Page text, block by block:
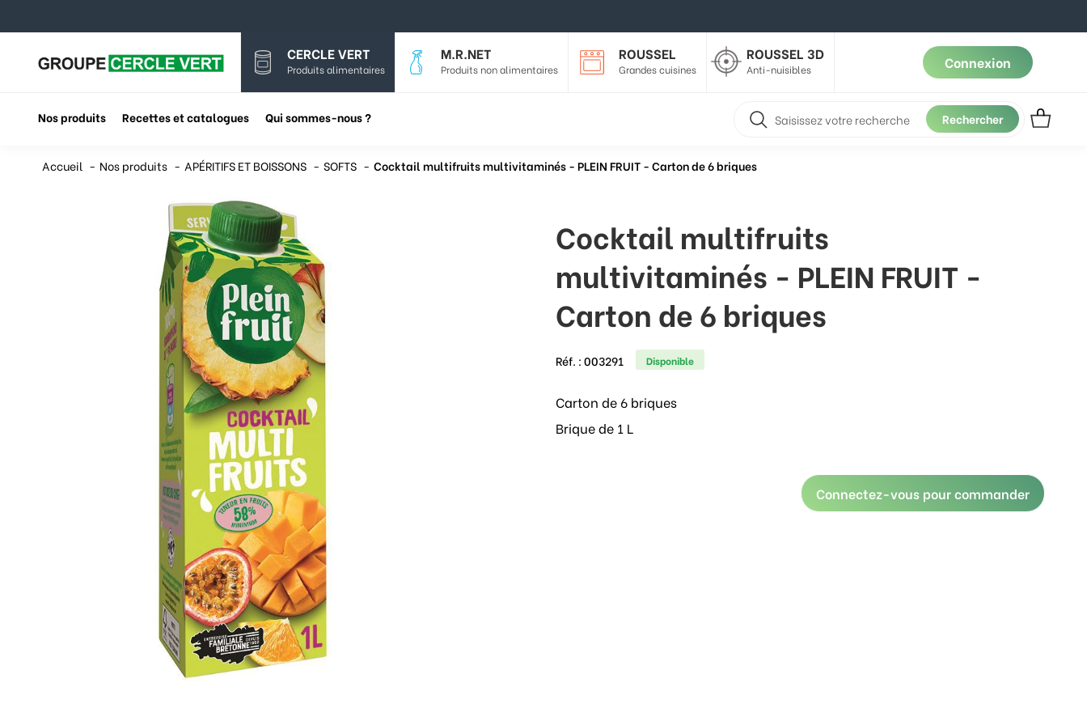
CERCLE VERT
Produits alimentaires
M.R.NET
Produits non alimentaires
ROUSSEL
Grandes cuisines
ROUSSEL 3D
Anti-nuisibles Connexion
Nos produits Recettes et catalogues Qui sommes-nous ? Rechercher
Accueil Nos produits APÉRITIFS ET BOISSONS SOFTS Cocktail multifruits multivitaminés - PLEIN FRUIT - Carton de 6 briques
Cocktail multifruits
multivitaminés - PLEIN FRUIT -
Carton de 6 briques
Réf. :003291 Disponible
Carton de 6 briques
Brique de 1 L
Connectez-vous pour commander